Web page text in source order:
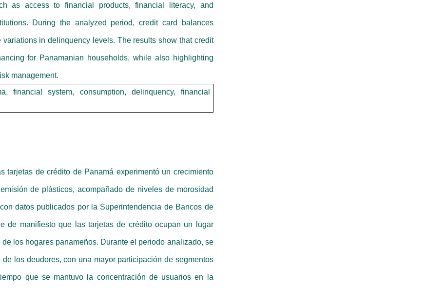
as access to financial products, financial literacy, and
During the analyzed period, credit card balances
in delinquency levels. The results show that credit
for Panamanian households, while also highlighting
management.
financial system, consumption, delinquency, financial
tarjetas de crédito de Panamá experimentó un crecimiento
de plásticos, acompañado de niveles de morosidad
datos publicados por la Superintendencia de Bancos de
de manifiesto que las tarjetas de crédito ocupan un lugar
los hogares panameños. Durante el periodo analizado, se
los deudores, con una mayor participación de segmentos
que se mantuvo la concentración de usuarios en la